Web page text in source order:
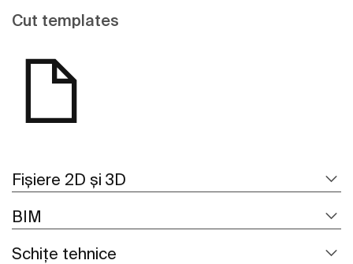
Cut templates
Fișiere 2D și 3D
BIM
Schițe tehnice